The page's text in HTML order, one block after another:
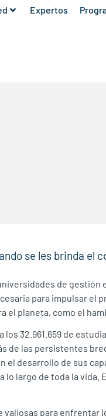
Expertos
se les brinda el
de
para impulsar el
planeta, como el
32.961.659 de
de las persistentes
desarrollo de sus
largo de toda la
para enfrentar